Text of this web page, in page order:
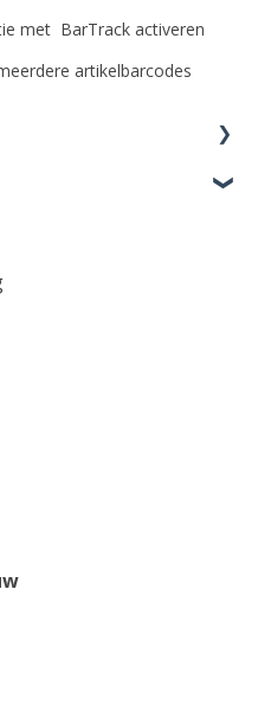
met BarTrack activeren
artikelbarcodes